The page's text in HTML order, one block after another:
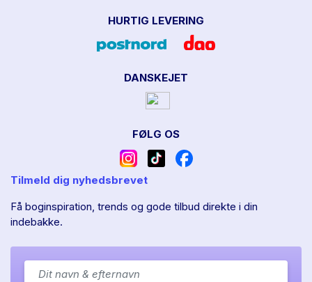
HURTIG LEVERING
DANSKEJET
FØLG OS
Tilmeld dig nyhedsbrevet
Få boginspiration, trends og gode tilbud direkte i din
indebakke.